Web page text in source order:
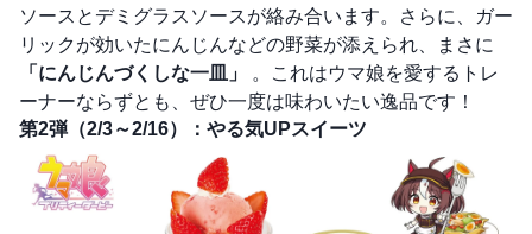
ソースとデミグラスソースが絡み合います。さらに、ガー
リックが効いたにんじんなどの野菜が添えられ、まさに
「にんじんづくしな一皿」
。これはウマ娘を愛するトレ
ーナーならずとも、ぜひ一度は味わいたい逸品です！
第2弾（2/3～2/16）：やる気UPスイーツ